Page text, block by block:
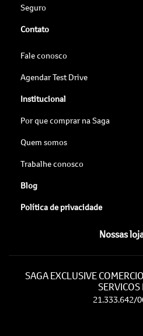
Seguro
Contato
Fale conosco
Agendar Test Drive
Institucional
Por que comprar na Saga
Quem somos
Trabalhe conosco
Blog
Política de privacidade
Nossas
SAGA EXCLUSIVE
SERVICOS
21.333.642/